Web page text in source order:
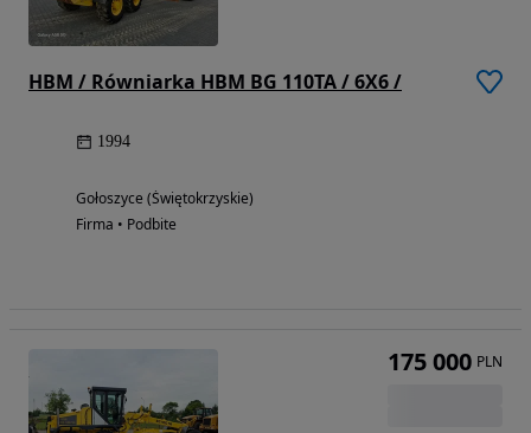
HBM / Równiarka HBM BG 110TA / 6X6 /
1994
Gołoszyce (Świętokrzyskie)
Firma • Podbite
175 000 PLN